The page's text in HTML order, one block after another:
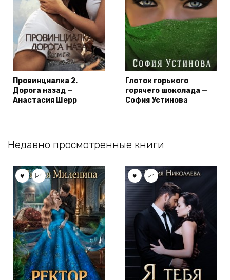
Провинциалка 2.
Дорога назад —
Анастасия Шерр
Глоток горького
горячего шоколада —
София Устинова
Недавно просмотренные книги